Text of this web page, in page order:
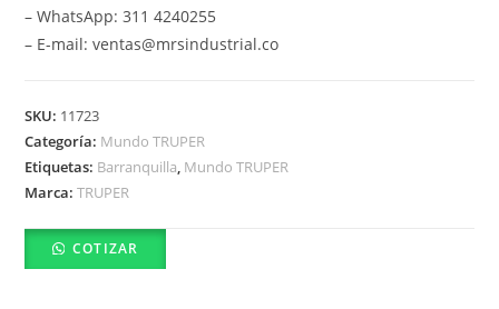
– WhatsApp: 311 4240255
– E-mail: ventas@mrsindustrial.co
SKU: 11723
Categoría: Mundo TRUPER
Etiquetas: Barranquilla, Mundo TRUPER
Marca:TRUPER
COTIZAR